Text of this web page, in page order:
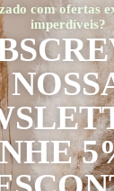
com ofertas
imperdíveis?